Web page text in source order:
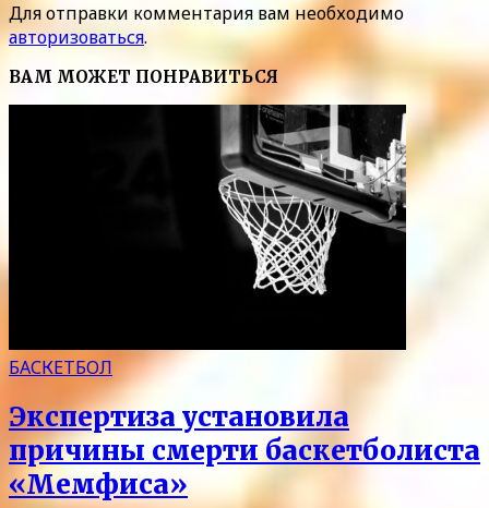
Для отправки комментария вам необходимо
авторизоваться.
ВАМ МОЖЕТ ПОНРАВИТЬСЯ
БАСКЕТБОЛ
Экспертиза установила
причины смерти баскетболиста
«Мемфиса»